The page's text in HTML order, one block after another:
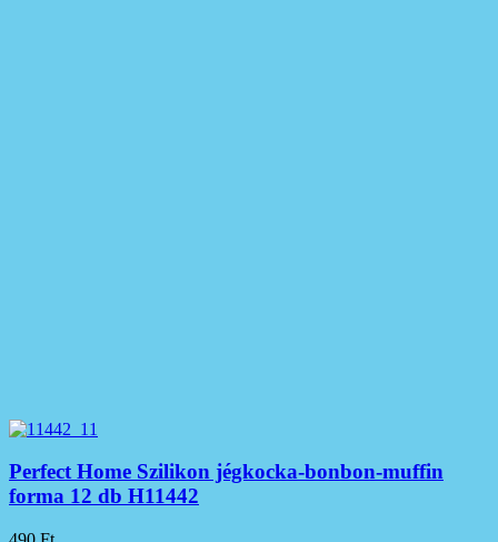
Perfect Home Szilikon jégkocka-bonbon-muffin
forma 12 db H11442